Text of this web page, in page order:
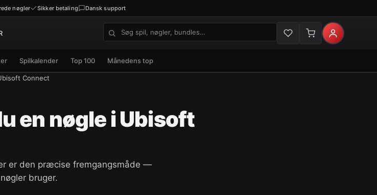
nøgler Sikker betaling Dansk support
Søg spil, nøgler og bundles
Spilkalender Top 100 Månedens top
Connect
en nøgle i Ubisoft
er den præcise fremgangsmåde —
bruger.